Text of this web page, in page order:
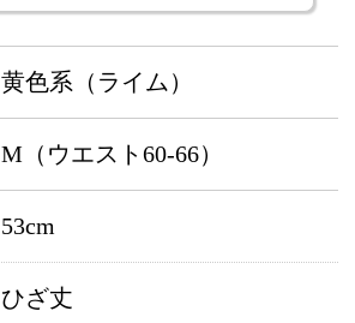
黄色系（ライム）
M（ウエスト60-66）
53cm
ひざ丈